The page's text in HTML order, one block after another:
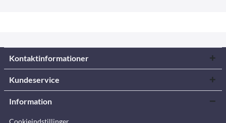
Kontaktinformationer
Kundeservice
Information
Cookieindstillinger